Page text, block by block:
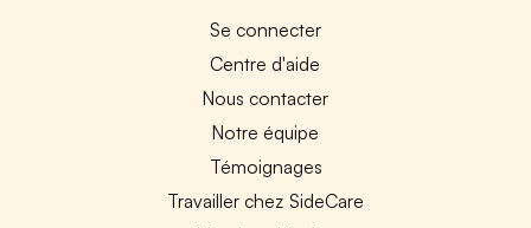
Se connecter
Centre d'aide
Nous contacter
Notre équipe
Témoignages
Travailler chez SideCare